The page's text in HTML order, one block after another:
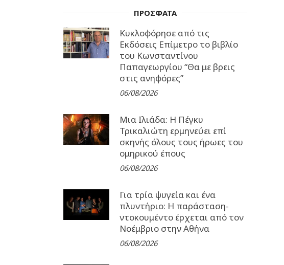
ΠΡΟΣΦΑΤΑ
Κυκλοφόρησε από τις
Εκδόσεις Επίμετρο το βιβλίο
του Κωνσταντίνου
Παπαγεωργίου “Θα με βρεις
στις ανηφόρες”
06/08/2026
Μια Ιλιάδα: H Πέγκυ
Τρικαλιώτη ερμηνεύει επί
σκηνής όλους τους ήρωες του
ομηρικού έπους
06/08/2026
Για τρία ψυγεία και ένα
πλυντήριο: Η παράσταση-
ντοκουμέντο έρχεται από τον
Νοέμβριο στην Αθήνα
06/08/2026